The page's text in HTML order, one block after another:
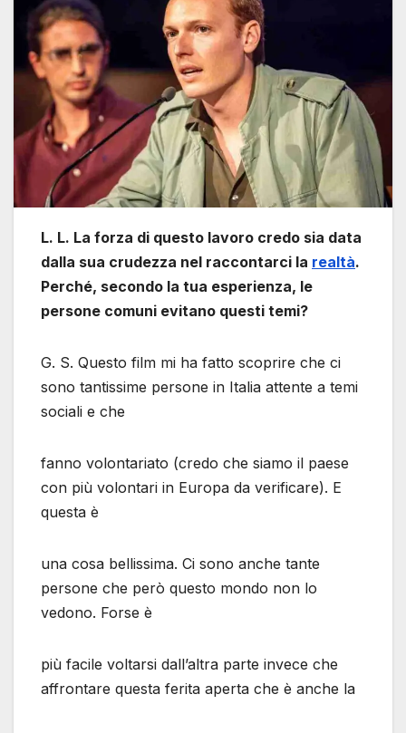
L. L. La forza di questo lavoro credo sia data
dalla sua crudezza nel raccontarci la realtà.
Perché, secondo la tua esperienza, le
persone comuni evitano questi temi?
G. S. Questo film mi ha fatto scoprire che ci
sono tantissime persone in Italia attente a temi
sociali e che
fanno volontariato (credo che siamo il paese
con più volontari in Europa da verificare). E
questa è
una cosa bellissima. Ci sono anche tante
persone che però questo mondo non lo
vedono. Forse è
più facile voltarsi dall’altra parte invece che
affrontare questa ferita aperta che è anche la